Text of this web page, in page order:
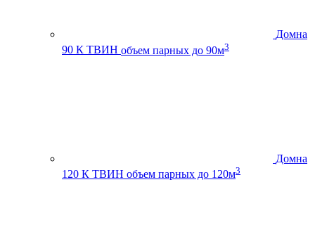
Домна
90 К ТВИН объем парных до 90м3
Домна
120 К ТВИН объем парных до 120м3